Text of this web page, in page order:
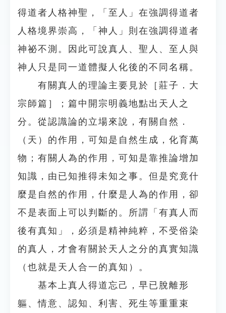
得道者人格神聖，「至人」在強調得道者
人格境界崇高，「神人」則在強調得道者
神祕不測。因此可說真人、聖人、至人與
神人只是同一道體擬人化後的不同名稱。
有關真人的理論主要見於［莊子．大
宗師篇］；篇中開宗明義地點出天人之
分。從認識論的立場來說，有關自然．
（天）的作用，可知是自然生成，化育萬
物；有關人為的作用，可知是靠推論增加
知識，由已知推得未知之事。但是究竟什
麼是自然的作用，什麼是人為的作用，卻
不是表面上可以判斷的。所謂「有真人而
後有真知」，必須是精神純粹，不受俗染
的真人，才會有關於天人之分的真實知識
（也就是天人合一的真知）。
基本上真人得道忘己，早已脫離形
軀、情意、認知、利害、死生等重重束